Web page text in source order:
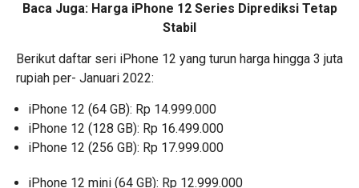
Baca Juga: Harga iPhone 12 Series Diprediksi Tetap
Stabil
Berikut daftar seri iPhone 12 yang turun harga hingga 3 juta
rupiah per- Januari 2022:
iPhone 12 (64 GB): Rp 14.999.000
iPhone 12 (128 GB): Rp 16.499.000
iPhone 12 (256 GB): Rp 17.999.000
iPhone 12 mini (64 GB): Rp 12.999.000